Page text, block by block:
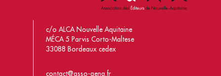
c/o ALCA Nouvelle Aquitaine
MÉCA 5 Parvis Corto-Maltese
33088 Bordeaux cedex
contact@asso-aena.fr